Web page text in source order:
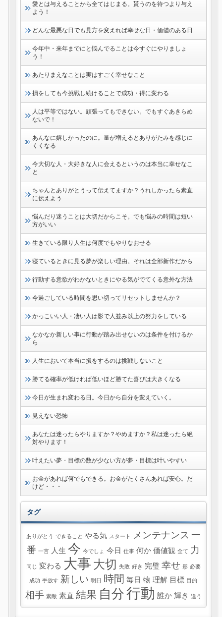
愛とは与えることから全てはじまる。貰うのを待つより与え
よう！
どんな最悪な日でも見方を変えれば幸せな日・価値のある日
今年中・来年までにと悩んでることは今すぐにやりましょ
う！
あたりまえなことは実はすごく幸せなこと
損をしても今挑戦し続けることで成功・得に変わる
人は平等ではない。頑張ってもできない。でもすぐあきらめ
ないで！
あんなに嬉しかったのに。量が増えるとありがたみを感じに
くくなる
今大切な人・大好きな人に会えるというのは本当に幸せなこ
と
ちゃんとありがとうって伝えてますか？うれしかったら素直
に伝えよう
悩んだり迷うことは大切だからこそ。でも悩みの時間は短い
方がいい
生きている限り人生は何度でもやりなおせる
寝ているときに見る夢が楽しい理由。それは全部新作だから
行動する意欲がわかないときにやる気がでてくる意外な方法
今過ごしている時間を思い切ってリセットしませんか？
かっこいい人・凄い人は影で人並み以上の努力をしている
なかなか新しい事に行動が踏み出せないのは条件を付けるか
ら
人生において本当に損をするのは挑戦しないこと
勝てる確率が低ければ低いほど勝てた喜びは大きくなる
今日が生まれ変わる日。今日から自分を変えていく。
見えない恐怖
あなたは迷ったらやりますか？やめますか？私は迷ったら絶
対やります！
叶えたい夢・目標の数が少ない方が夢・目標は叶いやすい
お金があれば何でもできる。お金がたくさんあれば安心。だ
けど・・・
タグ
ありがとう できること やる気 スタート メンテナンス 一
番 一言 人生 今 今でしょ 今日 仕事 何か 価値観 全て 力
同じ 変わる 大事 大切 失敗 好き 完璧 幸せ 形 必要
成功 手放す 新しい 明日 時間 毎日 物 理解 目標 目的
相手 素敵 素直 結果 自分行動 誰か 輝き 違う